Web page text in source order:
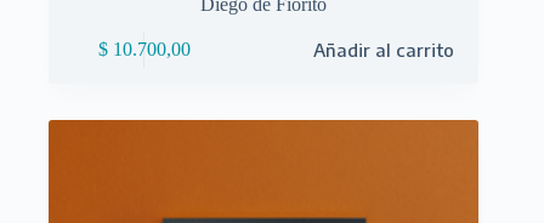
$10.700,00 Añadir al carrito